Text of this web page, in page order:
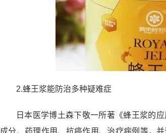
2.蜂王浆能防治多种疑难症
日本医学博土森下敬一所著《蜂王浆的
成分、药理作用、抗癌作用、治疗病例等，